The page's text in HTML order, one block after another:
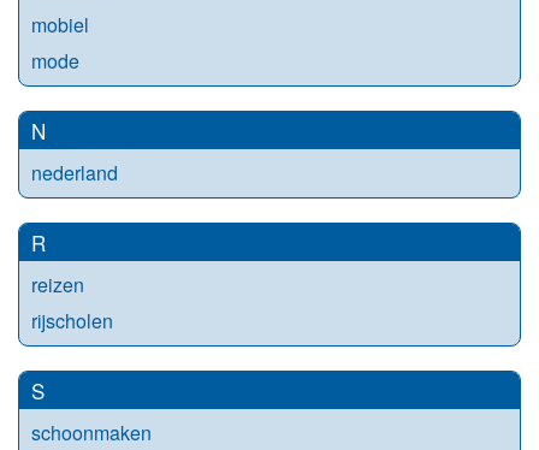
mobiel
mode
N
nederland
R
reizen
rijscholen
S
schoonmaken